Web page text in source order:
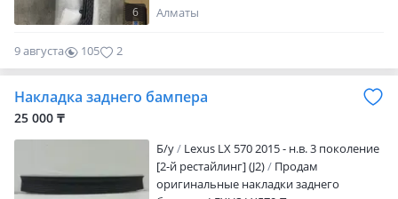
6
автозапчасть для автомобилей
автомобилей Toyota и Lexus — это
точные по геометрии детали,
замены повреждённых элементов
кузова, подходят как для ремонта после
ДТП, так и для восстановления
Алматы
9 августа 105 2
Накладка заднего бампера
25 000 ₸
Б/y
Lexus LX 570 2015 - н.в. 3 поколение
[2-й рестайлинг] (J2)
Продам
оригинальные накладки заднего